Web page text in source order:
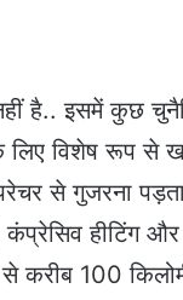
है.. इसमें कुछ
लिए विशेष रूप से
से गुजरना
हीटिंग
करीब 100